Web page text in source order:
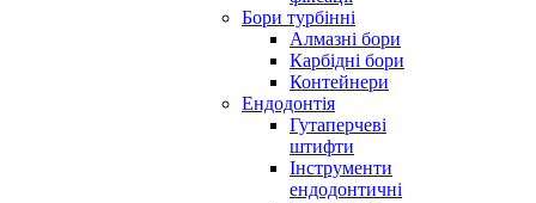
Бори турбінні
Алмазні бори
Карбідні бори
Контейнери
Ендодонтія
Гутаперчеві
штифти
Інструменти
ендодонтичні